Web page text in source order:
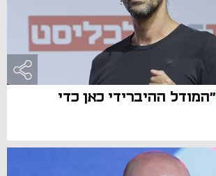
"המודל ההיברידי כאן כדי